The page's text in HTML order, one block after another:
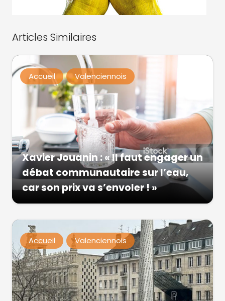
Articles Similaires
Accueil Valenciennois
Xavier Jouanin : « Il faut engager un
débat communautaire sur l’eau,
car son prix va s’envoler ! »
Accueil Valenciennois